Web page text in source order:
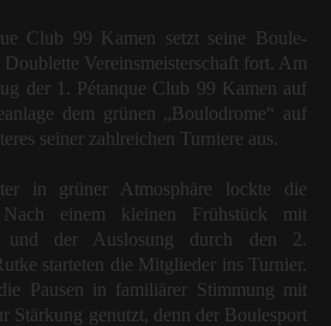
Club 99 Kamen setzt seine Boule-
Vereinsmeisterschaft fort. Am
der 1. Pétanque Club 99 Kamen auf
dem grünen „Boulodrome“ auf
seiner zahlreichen Turniere aus.
in grüner Atmosphäre lockte die
Nach einem kleinen Frühstück mit
und der Auslosung durch den 2.
starteten die Mitglieder ins Turnier.
Pausen in familiärer Stimmung mit
Stärkung genutzt, denn der Boulesport